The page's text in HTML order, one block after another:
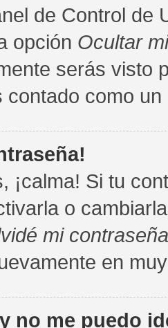
de Control de
opción Ocultar
serás visto
contado como
¡calma! Si tu
o
mi contraseña
en
no me puedo